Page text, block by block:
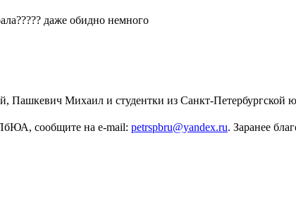
даже обидно немного
Михаил и студентки из Санкт-Петербургской
сообщите на e-mail: petrspbru@yandex.ru. Заранее